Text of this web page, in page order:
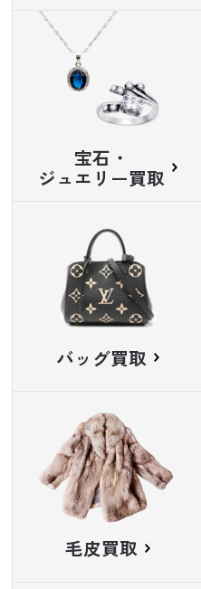
宝石・
ジュエリー買取
バッグ買取
毛皮買取